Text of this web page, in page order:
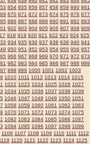
854 855 856 857 858 859 860 861
870 871 872 873 874 875 876 877
886 887 888 889 890 891 892 893
902 903 904 905 906 907 908 909
918 919 920 921 922 923 924 925
934 935 936 937 938 939 940 941
950 951 952 953 954 955 956 957
966 967 968 969 970 971 972 973
982 983 984 985 986 987 988 989
998 999 1000 1001 1002 1003
1010 1011 1012 1013 1014 1015
1022 1023 1024 1025 1026 1027
1034 1035 1036 1037 1038 1039
1046 1047 1048 1049 1050 1051
1058 1059 1060 1061 1062 1063
1070 1071 1072 1073 1074 1075
1082 1083 1084 1085 1086 1087
1094 1095 1096 1097 1098 1099
1106 1107 1108 1109 1110 1111 1112
1120 1121 1122 1123 1124 1125